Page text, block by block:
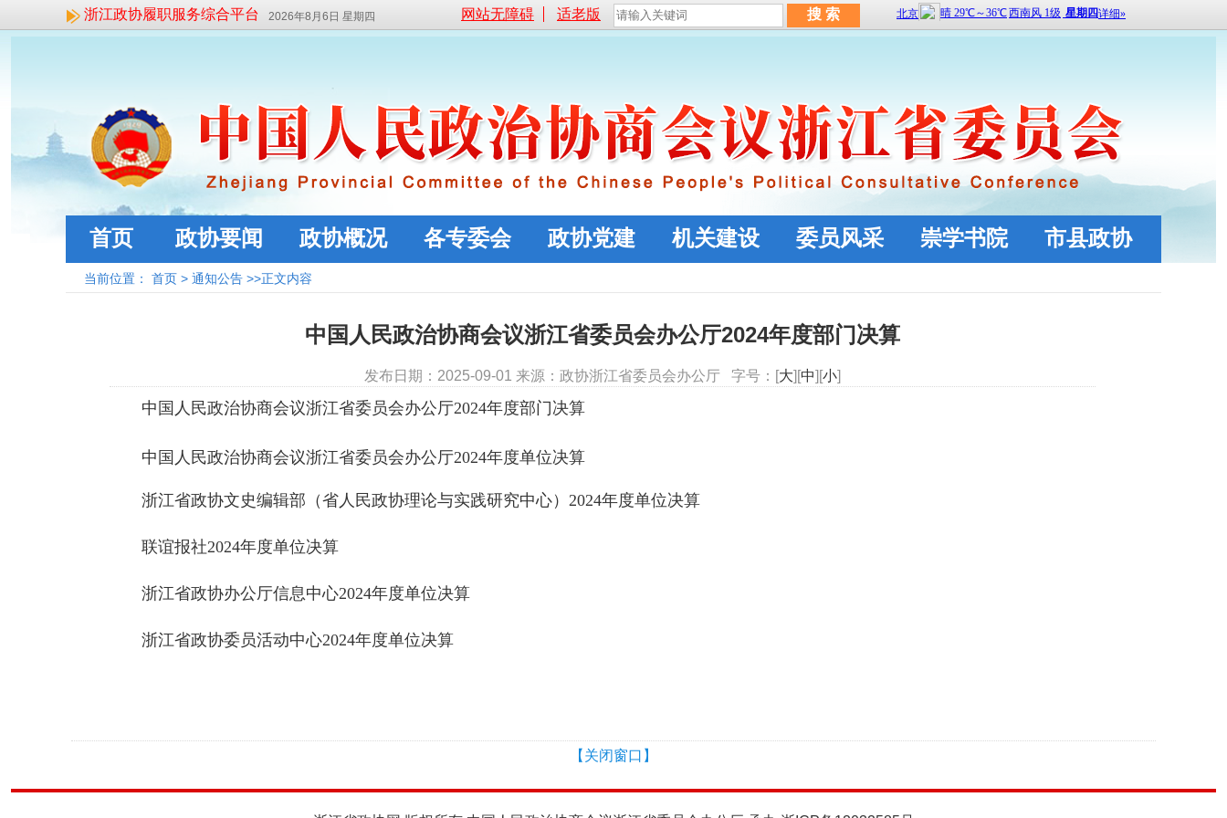
浙江政协履职服务综合平台 网站无障碍 适老版
2026年8月6日 星期四
首页 政协要闻 政协概况 各专委会 政协党建 机关建设 委员风采 崇学书院 市县政协
当前位置： 首页 > 通知公告 >>正文内容
中国人民政治协商会议浙江省委员会办公厅2024年度部门决算
发布日期：2025-09-01 来源：政协浙江省委员会办公厅 字号：[大][中][小]
中国人民政治协商会议浙江省委员会办公厅2024年度部门决算
中国人民政治协商会议浙江省委员会办公厅2024年度单位决算
浙江省政协文史编辑部（省人民政协理论与实践研究中心）2024年度单位决算
联谊报社2024年度单位决算
浙江省政协办公厅信息中心2024年度单位决算
浙江省政协委员活动中心2024年度单位决算
【关闭窗口】